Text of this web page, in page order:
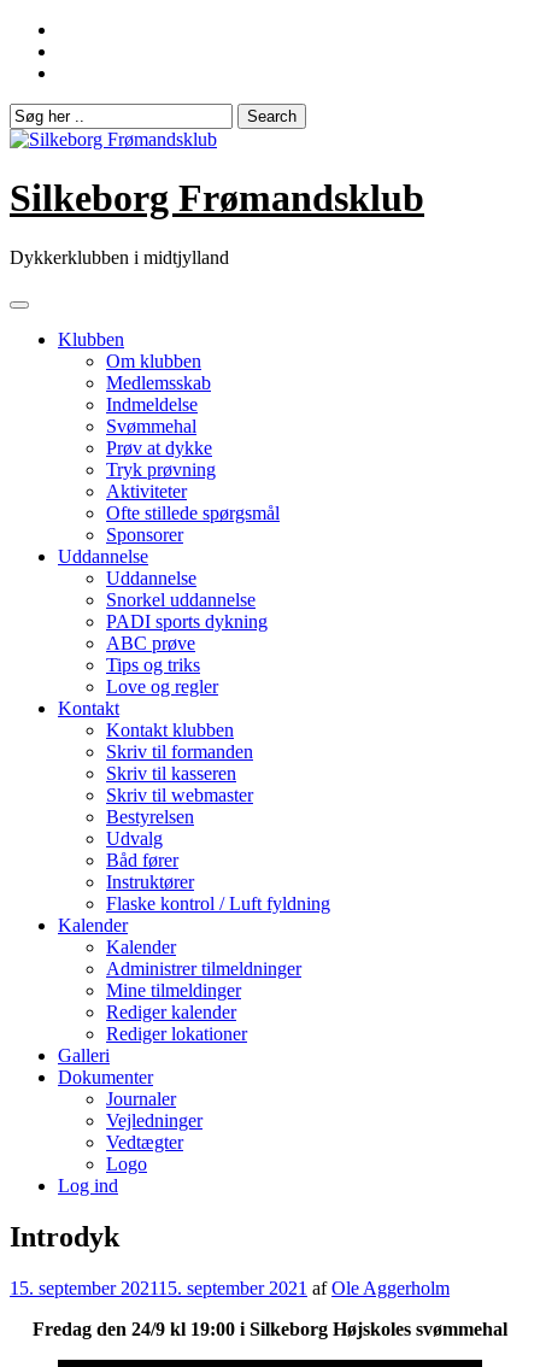
Skip
content
Silkeborg Frømandsklub
Dykkerklubben i midtjylland
Klubben
Om klubben
Medlemsskab
Indmeldelse
Svømmehal
Prøv at dykke
Tryk prøvning
Aktiviteter
Ofte stillede spørgsmål
Sponsorer
Uddannelse
Uddannelse
Snorkel uddannelse
PADI sports dykning
ABC prøve
Tips og triks
Love og regler
Kontakt
Kontakt klubben
Skriv til formanden
Skriv til kasseren
Skriv til webmaster
Bestyrelsen
Udvalg
Båd fører
Instruktører
Flaske kontrol / Luft fyldning
Kalender
Kalender
Administrer tilmeldninger
Mine tilmeldinger
Rediger kalender
Rediger lokationer
Galleri
Dokumenter
Journaler
Vejledninger
Vedtægter
Logo
Log ind
Introdyk
15. september 202115. september 2021 afOle Aggerholm
Fredag den 24/9 kl 19:00 i Silkeborg Højskoles svømmehal